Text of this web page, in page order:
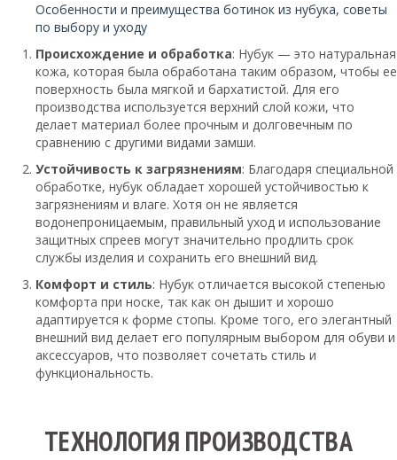
Особенности и преимущества ботинок из нубука, советы
по выбору и уходу
Происхождение и обработка: Нубук — это натуральная
кожа, которая была обработана таким образом, чтобы ее
поверхность была мягкой и бархатистой. Для его
производства используется верхний слой кожи, что
делает материал более прочным и долговечным по
сравнению с другими видами замши.
Устойчивость к загрязнениям: Благодаря специальной
обработке, нубук обладает хорошей устойчивостью к
загрязнениям и влаге. Хотя он не является
водонепроницаемым, правильный уход и использование
защитных спреев могут значительно продлить срок
службы изделия и сохранить его внешний вид.
Комфорт и стиль: Нубук отличается высокой степенью
комфорта при носке, так как он дышит и хорошо
адаптируется к форме стопы. Кроме того, его элегантный
внешний вид делает его популярным выбором для обуви и
аксессуаров, что позволяет сочетать стиль и
функциональность.
ТЕХНОЛОГИЯ ПРОИЗВОДСТВА